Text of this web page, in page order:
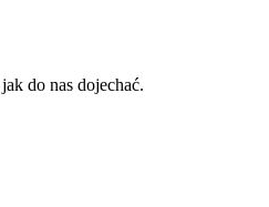
do nas dojechać.